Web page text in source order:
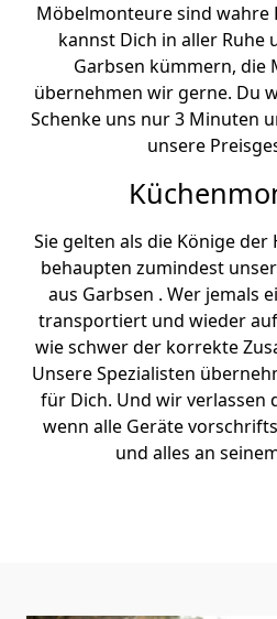
Möbelmonteure sind wahre
kannst Dich in aller Ruhe
Garbsen kümmern, die
übernehmen wir gerne. Du
Schenke uns nur 3 Minuten
unsere
Sie gelten als die Könige
behaupten zumindest
aus Garbsen . Wer jemals
transportiert und wieder
wie schwer der korrekte
Unsere Spezialisten
für Dich. Und wir verlassen
wenn alle Geräte
und alles an